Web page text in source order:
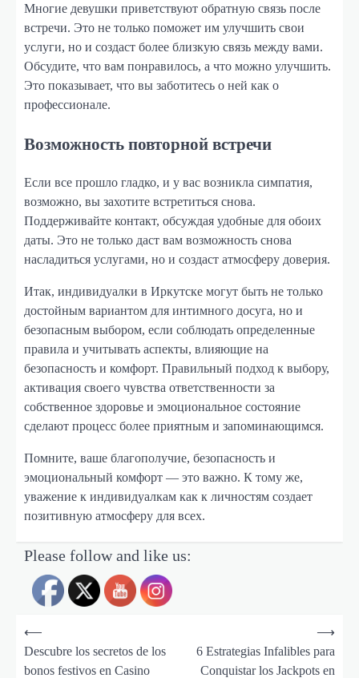
Многие девушки приветствуют обратную связь после
встречи. Это не только поможет им улучшить свои
услуги, но и создаст более близкую связь между вами.
Обсудите, что вам понравилось, а что можно улучшить.
Это показывает, что вы заботитесь о ней как о
профессионале.
Возможность повторной встречи
Если все прошло гладко, и у вас возникла симпатия,
возможно, вы захотите встретиться снова.
Поддерживайте контакт, обсуждая удобные для обоих
даты. Это не только даст вам возможность снова
насладиться услугами, но и создаст атмосферу доверия.
Итак, индивидуалки в Иркутске могут быть не только
достойным вариантом для интимного досуга, но и
безопасным выбором, если соблюдать определенные
правила и учитывать аспекты, влияющие на
безопасность и комфорт. Правильный подход к выбору,
активация своего чувства ответственности за
собственное здоровье и эмоциональное состояние
сделают процесс более приятным и запоминающимся.
Помните, ваше благополучие, безопасность и
эмоциональный комфорт — это важно. К тому же,
уважение к индивидуалкам как к личностям создает
позитивную атмосферу для всех.
Please follow and like us:
⟵
Descubre los secretos de los
bonos festivos en Casino
6 Estrategias Infalibles para
Conquistar los Jackpots en
⟶